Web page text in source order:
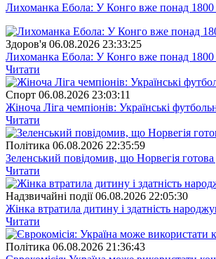
Лихоманка Ебола: У Конго вже понад 1800
Здоров'я 06.08.2026 23:33:25
Лихоманка Ебола: У Конго вже понад 1800
Читати
Спорт 06.08.2026 23:03:11
Жіноча Ліга чемпіонів: Українські
Читати
Полiтика 06.08.2026 22:35:59
Зеленський повідомив, що Норвегія
Читати
Надзвичайні події 06.08.2026 22:05:30
Жінка втратила дитину і здатність
Читати
Полiтика 06.08.2026 21:36:43